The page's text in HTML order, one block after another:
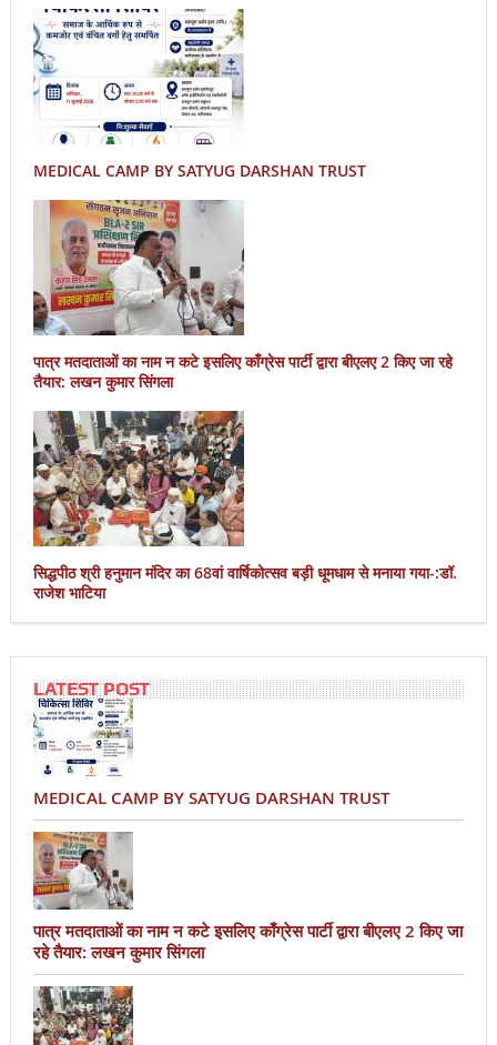
MEDICAL CAMP BY SATYUG DARSHAN TRUST
पात्र मतदाताओं का नाम न कटे इसलिए काँग्रेस पार्टी द्वारा बीएलए 2 किए जा रहे
तैयार: लखन कुमार सिंगला
सिद्धपीठ श्री हनुमान मंदिर का 68वां वार्षिकोत्सव बड़ी धूमधाम से मनाया गया-:डॉ.
राजेश भाटिया
LATEST POST
MEDICAL CAMP BY SATYUG DARSHAN TRUST
पात्र मतदाताओं का नाम न कटे इसलिए काँग्रेस पार्टी द्वारा बीएलए 2 किए जा
रहे तैयार: लखन कुमार सिंगला